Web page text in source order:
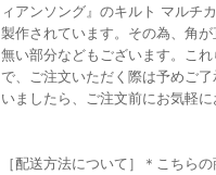
ィアンソング』のキルト マルチ
製作されています。その為、角
無い部分などもございます。こ
で、ご注文いただく際は予めご
いましたら、ご注文前にお気軽
［配送方法について］＊こちら